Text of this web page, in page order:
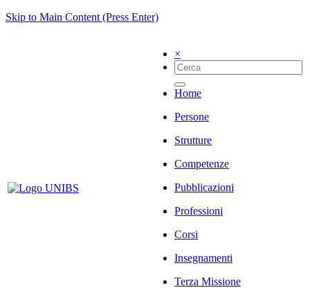
Skip to Main Content (Press Enter)
×
Home
Persone
Strutture
Competenze
Pubblicazioni
Professioni
Corsi
Insegnamenti
Terza Missione